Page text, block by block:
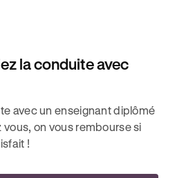
la conduite avec
avec un enseignant diplômé
vous, on vous rembourse si
!